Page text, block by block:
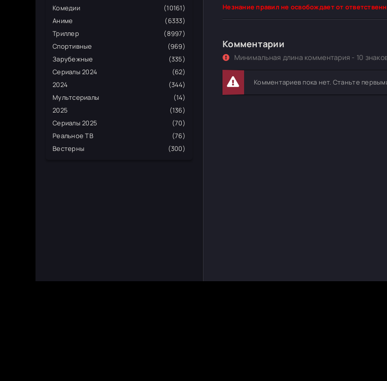
Комедии
(10161)
Аниме
(6333)
Триллер
(8997)
Спортивные
(969)
Зарубежные
(335)
Сериалы 2024
(62)
2024
(344)
Мультсериалы
(14)
2025
(136)
Сериалы 2025
(70)
Реальное ТВ
(76)
Вестерны
(300)
Незнание правил не освобождает от
Комментарии
Минимальная длина комментария - 10
Комментариев пока нет. Станьте